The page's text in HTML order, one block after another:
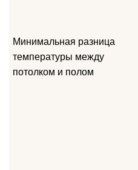
Минимальная разница
температуры между
потолком и полом